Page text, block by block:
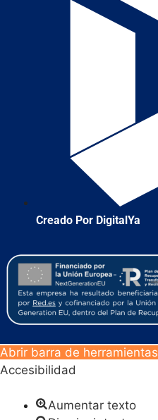
Creado Por DigitalYa
Abrir barra de herramientas
Accesibilidad
Aumentar texto